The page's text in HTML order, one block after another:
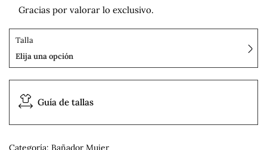
Gracias por valorar lo exclusivo.
Talla
Elija una opción
Guía de tallas
Categoría: Bañador Mujer